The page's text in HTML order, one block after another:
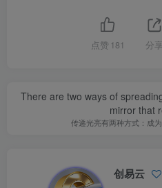
点赞 181 分享
There are two ways of
mirror that
传递光亮有两种方式：成
创易云